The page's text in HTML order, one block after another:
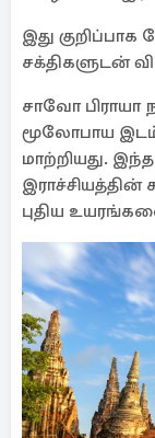
இது குறிப்பாக
சக்திகளுடன்
சாவோ பிராயா
மூலோபாய
மாற்றியது.
புதிய